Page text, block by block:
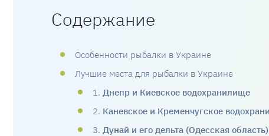
Содержание
Особенности рыбалки в Украине
Лучшие места для рыбалки в Украине
1. Днепр и Киевское водохранилище
2. Каневское и Кременчугское
3. Дунай и его дельта (Одесская область)